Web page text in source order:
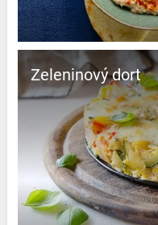
Zeleninový dort